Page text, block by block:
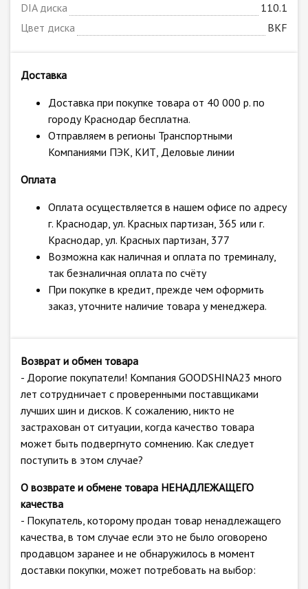
DIA диска
110.1
Цвет диска
BKF
Доставка
Доставка при покупке товара от 40 000 р. по
городу Краснодар бесплатна.
Отправляем в регионы Транспортными
Компаниями ПЭК, КИТ, Деловые линии
Оплата
Оплата осуществляется в нашем офисе по адресу
г. Краснодар, ул. Красных партизан, 365 или г.
Краснодар, ул. Красных партизан, 377
Возможна как наличная и оплата по треминалу,
так безналичная оплата по счёту
При покупке в кредит, прежде чем оформить
заказ, уточните наличие товара у менеджера.
Возврат и обмен товара
- Дорогие покупатели! Компания GOODSHINA23 много
лет сотрудничает с проверенными поставщиками
лучших шин и дисков. К сожалению, никто не
застрахован от ситуации, когда качество товара
может быть подвергнуто сомнению. Как следует
поступить в этом случае?
О возврате и обмене товара НЕНАДЛЕЖАЩЕГО
качества
- Покупатель, которому продан товар ненадлежащего
качества, в том случае если это не было оговорено
продавцом заранее и не обнаружилось в момент
доставки покупки, может потребовать на выбор: